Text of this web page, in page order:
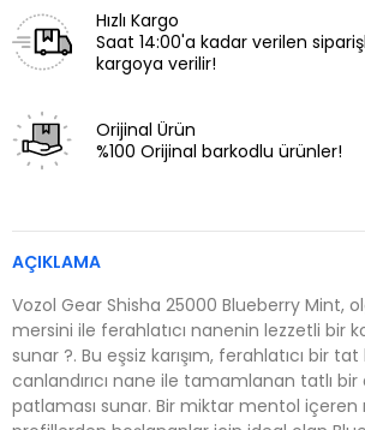
Hızlı Kargo
Saat 14:00'a kadar verilen
kargoya verilir!
Orijinal Ürün
%100 Orijinal barkodlu ürünler!
AÇIKLAMA
Vozol Gear Shisha 25000 Blueberry Mint,
mersini ile ferahlatıcı nanenin lezzetli bir
sunar ?. Bu eşsiz karışım, ferahlatıcı bir
canlandırıcı nane ile tamamlanan tatlı bir
patlaması sunar. Bir miktar mentol içeren